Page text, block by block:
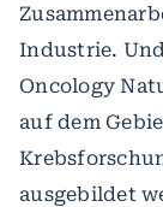
Industrie.
Oncology
auf dem
ausgebildet